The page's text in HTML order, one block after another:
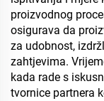
proizvodnog
osigurava da
za udobnost,
zahtjevima.
kada rade s
tvornice partnera